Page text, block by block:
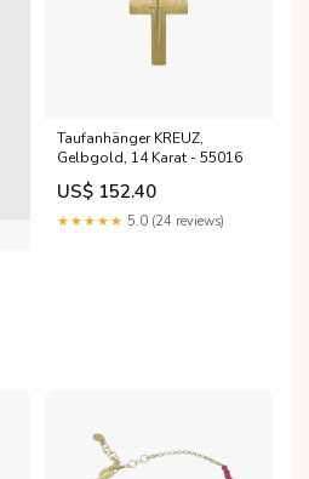
Taufanhänger KREUZ,
Gelbgold, 14 Karat - 55016
US$ 152.40
★★★★★ 5.0 (24 reviews)